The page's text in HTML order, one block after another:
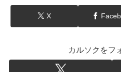
X
カルソクをフ